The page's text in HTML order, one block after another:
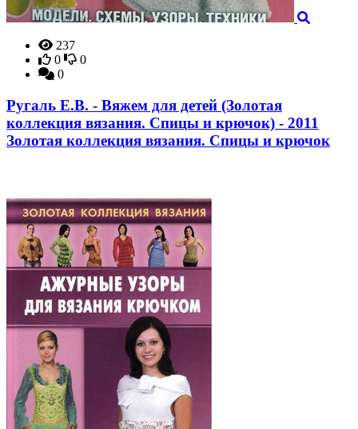
237
0
0
0
Ругаль Е.В. - Вяжем для детей (Золотая
коллекция вязания. Спицы и крючок) - 2011
Золотая коллекция вязания. Спицы и крючок